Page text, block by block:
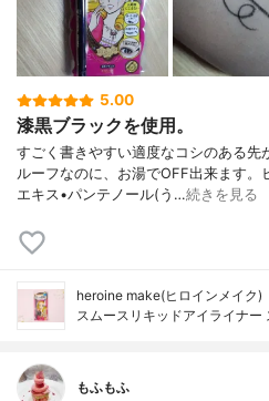
5.00
漆黒ブラックを使用。
すごく書きやすい適度なコシのある先
ルーフなのに、お湯でOFF出来ます。
エキス•パンテノール(う…続きを見る
heroine make(ヒロインメイク)
スムースリキッドアイライナー
もふもふ